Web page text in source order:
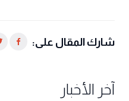
شارك المقال على:
آخر الأخبار